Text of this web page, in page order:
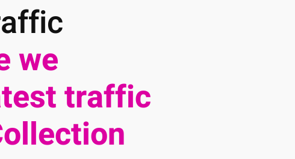
we
traffic